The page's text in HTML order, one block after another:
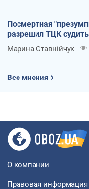
Посмертная
разрешил ТЦК
Марина Ставнійчук
Все мнения
О компании
Правовая информация